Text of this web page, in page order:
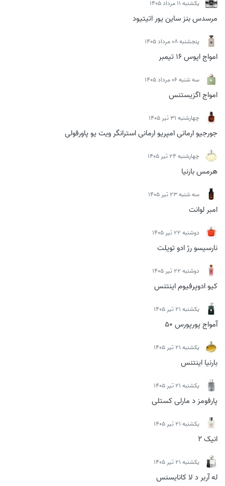
يكشنبه 11 مرداد 1405
مرسدس بنز ساین یور اتیتیود
پنجشنبه 08 مرداد 1405
امواج اپوس 16 تیمبر
سه شنبه 06 مرداد 1405
امواج اگزیستنس
چهارشنبه 31 تیر 1405
جورجیو ارمانی امپریو ارمانی استرانگر ویت یو پاورفولی
چهارشنبه 24 تیر 1405
هرمس بارنیا
سه شنبه 23 تیر 1405
امبر لوانت
دوشنبه 22 تیر 1405
نارسیسو رژ ادو تویلت
دوشنبه 22 تیر 1405
کیو ادوپرفیوم اینتنس
يكشنبه 21 تیر 1405
آمواج پورپورس 50
يكشنبه 21 تیر 1405
بارنیا اینتنس
يكشنبه 21 تیر 1405
پارفومز د مارلی کستلی
يكشنبه 21 تیر 1405
انیک 2
يكشنبه 21 تیر 1405
له آربر د لا کانایسنس